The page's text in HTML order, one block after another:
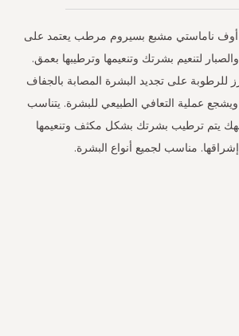
أوف ناماستي مشبع بسيروم مرطب يعتمد على
لتنعيم بشرتك وتنعيمها وترطيبها بعمق.
للرطوبة على تجديد البشرة المصابة بالجفاف
عملية التعافي الطبيعي للبشرة. يتناسب
يتم ترطيب بشرتك بشكل مكثف وتنعيمها
مناسب لجميع أنواع البشرة.